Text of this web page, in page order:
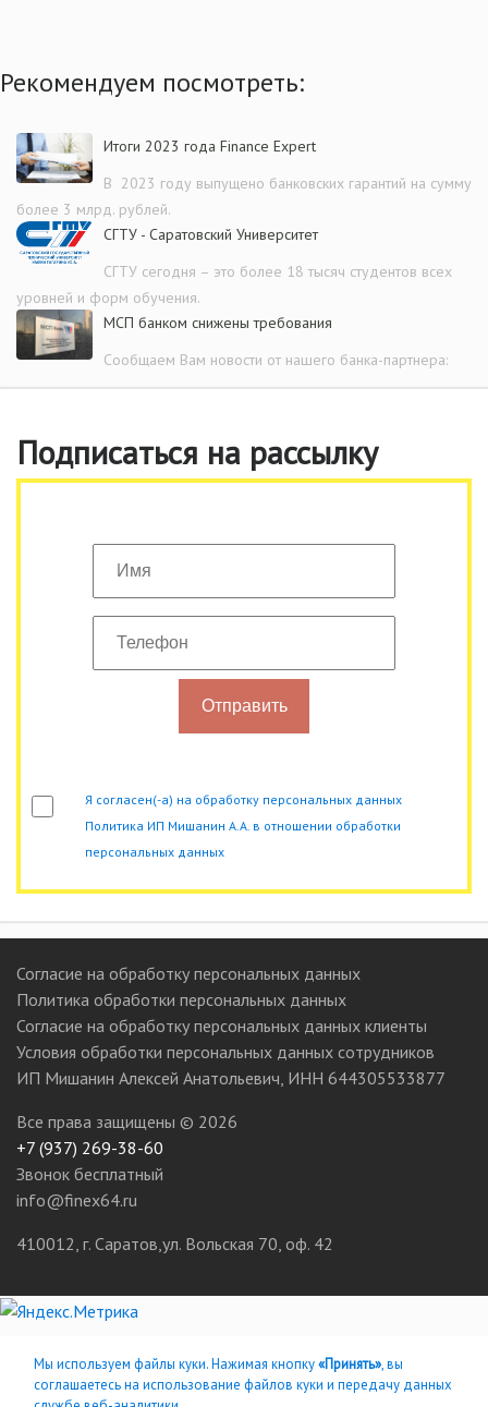
Рекомендуем посмотреть:
Итоги 2023 года Finance Expert
В 2023 году выпущено банковских гарантий на сумму
более 3 млрд. рублей.
СГТУ - Саратовский Университет
СГТУ сегодня – это более 18 тысяч студентов всех
уровней и форм обучения.
МСП банком снижены требования
Сообщаем Вам новости от нашего банка-партнера:
Подписаться на рассылку
Отправить
Я согласен(-а) на обработку персональных данных
Политика ИП Мишанин А.А. в отношении обработки
персональных данных
Согласие на обработку персональных данных
Политика обработки персональных данных
Согласие на обработку персональных данных клиенты
Условия обработки персональных данных сотрудников
ИП Мишанин Алексей Анатольевич, ИНН 644305533877
Все права защищены © 2026
+7 (937) 269-38-60
Звонок бесплатный
info@finex64.ru
410012, г. Саратов,ул. Вольская 70, оф. 42
Мы используем файлы куки. Нажимая кнопку«Принять», вы
соглашаетесь на использование файлов куки и передачу данных
использования